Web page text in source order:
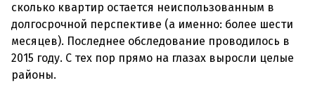
сколько квартир остается неиспользованным в
долгосрочной перспективе (а именно: более шести
месяцев). Последнее обследование проводилось в
2015 году. С тех пор прямо на глазах выросли целые
районы.